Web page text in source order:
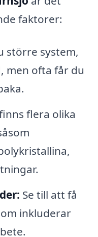
faktorer:
större system,
men ofta får du
flera olika
Se till att få
inkluderar